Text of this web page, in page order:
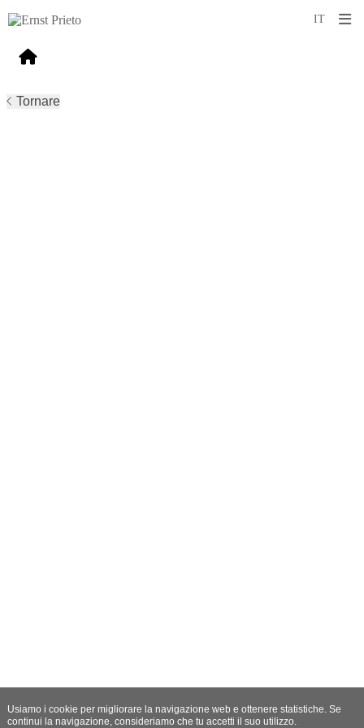
Tornare
Usiamo i cookie per migliorare la navigazione web e ottenere statistiche. Se
continui la navigazione, consideriamo che tu accetti il suo utilizzo.